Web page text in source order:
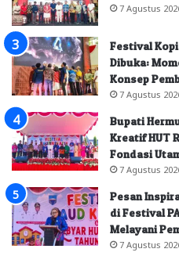
7 Agustus
Festival
Dibuka:
Konsep
7 Agustus
Bupati
Kreatif HUT
Fondasi
7 Agustus
Pesan
di Festival
Melayani
7 Agustus